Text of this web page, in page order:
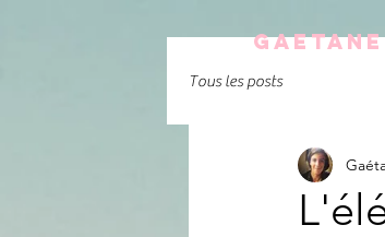
Gaetane
Tous les posts